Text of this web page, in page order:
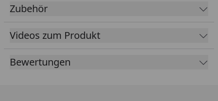
Material
Rinne
Material
Fallrohr
Kunststoff
Farbe
Zubehör
Videos zum Produkt
Bewertungen